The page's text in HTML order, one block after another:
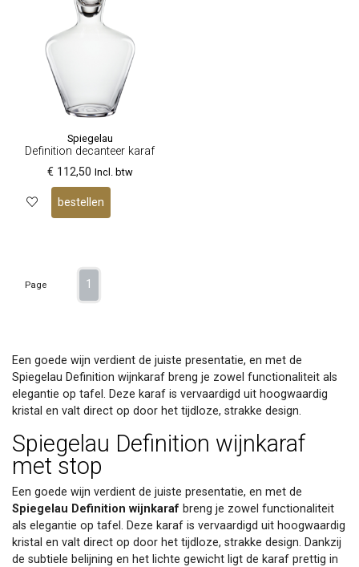
Spiegelau
Definition decanteer karaf
€ 112,50 Incl. btw
bestellen
Page 1
Een goede wijn verdient de juiste presentatie, en met de
Spiegelau Definition wijnkaraf breng je zowel functionaliteit als
elegantie op tafel. Deze karaf is vervaardigd uit hoogwaardig
kristal en valt direct op door het tijdloze, strakke design.
Spiegelau Definition wijnkaraf
met stop
Een goede wijn verdient de juiste presentatie, en met de
Spiegelau Definition wijnkaraf breng je zowel functionaliteit
als elegantie op tafel. Deze karaf is vervaardigd uit hoogwaardig
kristal en valt direct op door het tijdloze, strakke design. Dankzij
de subtiele belijning en het lichte gewicht ligt de karaf prettig in